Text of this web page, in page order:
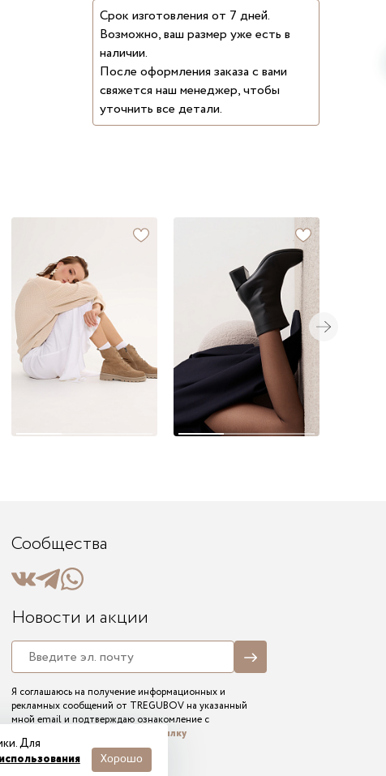
Срок изготовления от 7 дней.
Возможно, ваш размер уже есть в
наличии.
После оформления заказа с вами
свяжется наш менеджер, чтобы
уточнить все детали.
Сообщества
Новости и акции
Я соглашаюсь на получение информационных и
рекламных сообщений от TREGUBOV на указанный
мной email и подтверждаю ознакомление с
электронным согласием на рассылку
© 2026 - Tregubov shoes
Для
Хорошо